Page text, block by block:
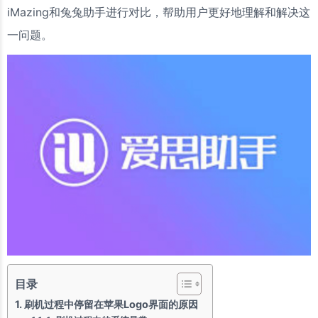
iMazing和兔兔助手进行对比，帮助用户更好地理解和解决这
一问题。
目录
刷机过程中停留在苹果Logo界面的原因